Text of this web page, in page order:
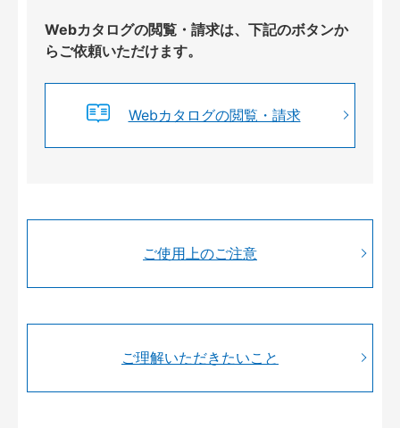
Webカタログの閲覧・請求は、下記のボタンか
らご依頼いただけます。
Webカタログの閲覧・請求
ご使用上のご注意
ご理解いただきたいこと